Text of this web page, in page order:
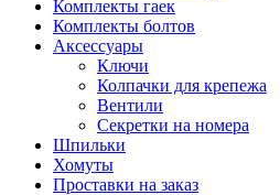
Комплекты гаек
Комплекты болтов
Аксессуары
Ключи
Колпачки для крепежа
Вентили
Секретки на номера
Шпильки
Хомуты
Проставки на заказ